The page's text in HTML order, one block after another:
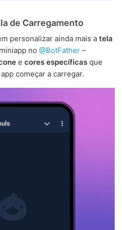
de Carregamento
personalizar ainda mais a tela
no @BotFather –
e cores específicas que
começar a carregar.